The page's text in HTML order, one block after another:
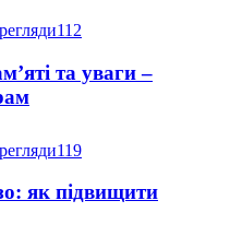
112
та уваги –
119
як підвищити